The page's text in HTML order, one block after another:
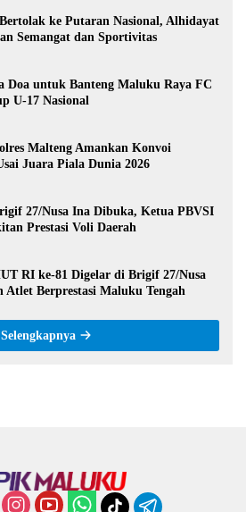
ke Putaran Nasional, Alhidayat
Semangat dan Sportivitas
Doa untuk Banteng Maluku Raya FC
U-17 Nasional
Malteng Amankan Konvoi
Juara Piala Dunia 2026
27/Nusa Ina Dibuka, Ketua PBVSI
Prestasi Voli Daerah
RI ke-81 Digelar di Brigif 27/Nusa
Berprestasi Maluku Tengah
Selengkapnya